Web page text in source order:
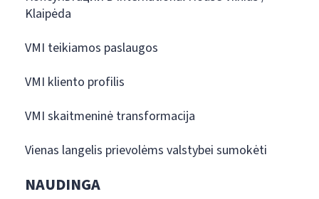
Klaipėda
VMI teikiamos paslaugos
VMI kliento profilis
VMI skaitmeninė transformacija
Vienas langelis prievolėms valstybei sumokėti
NAUDINGA